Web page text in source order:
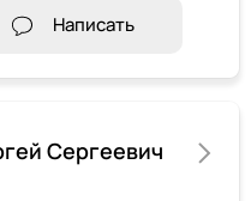
Написать
Сергеевич